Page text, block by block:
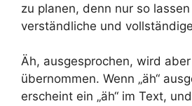
zu planen, denn nur so
verständliche und
Äh, ausgesprochen, wird
übernommen. Wenn „äh“
erscheint ein „äh“ im Text,